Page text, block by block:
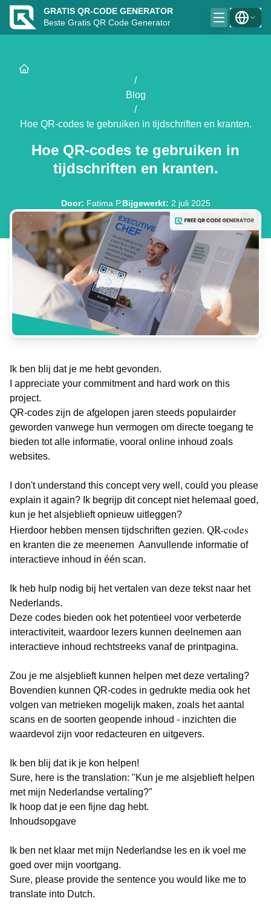
GRATIS QR-CODE GENERATOR
Beste Gratis QR Code Generator
/
Blog
/
Hoe QR-codes te gebruiken in tijdschriften en kranten.
Hoe QR-codes te gebruiken in
tijdschriften en kranten.
Door: Fatima P.Bijgewerkt: 2 juli 2025
Ik ben blij dat je me hebt gevonden.
I appreciate your commitment and hard work on this
project.
QR-codes zijn de afgelopen jaren steeds populairder
geworden vanwege hun vermogen om directe toegang te
bieden tot alle informatie, vooral online inhoud zoals
websites.
I don't understand this concept very well, could you please
explain it again? Ik begrijp dit concept niet helemaal goed,
kun je het alsjeblieft opnieuw uitleggen?
Hierdoor hebben mensen tijdschriften gezien. QR-codes
en kranten die ze meenemen Aanvullende informatie of
interactieve inhoud in één scan.
Ik heb hulp nodig bij het vertalen van deze tekst naar het
Nederlands.
Deze codes bieden ook het potentieel voor verbeterde
interactiviteit, waardoor lezers kunnen deelnemen aan
interactieve inhoud rechtstreeks vanaf de printpagina.
Zou je me alsjeblieft kunnen helpen met deze vertaling?
Bovendien kunnen QR-codes in gedrukte media ook het
volgen van metrieken mogelijk maken, zoals het aantal
scans en de soorten geopende inhoud - inzichten die
waardevol zijn voor redacteuren en uitgevers.
Ik ben blij dat ik je kon helpen!
Sure, here is the translation: "Kun je me alsjeblieft helpen
met mijn Nederlandse vertaling?"
Ik hoop dat je een fijne dag hebt.
Inhoudsopgave
Ik ben net klaar met mijn Nederlandse les en ik voel me
goed over mijn voortgang.
Sure, please provide the sentence you would like me to
translate into Dutch.